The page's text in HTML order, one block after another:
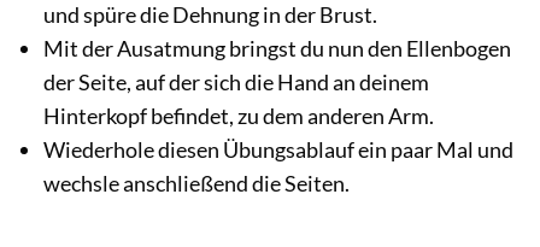
und spüre die Dehnung in der Brust.
Mit der Ausatmung bringst du nun den Ellenbogen
der Seite, auf der sich die Hand an deinem
Hinterkopf befindet, zu dem anderen Arm.
Wiederhole diesen Übungsablauf ein paar Mal und
wechsle anschließend die Seiten.